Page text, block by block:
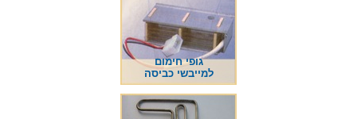
גופי חימום
למייבשי כביסה